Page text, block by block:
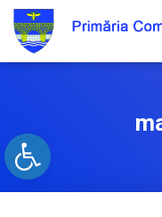
Open toolbar